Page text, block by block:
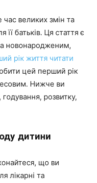
великих змін та
її батьків. Ця стаття є
новонародженим,
рік життя читати
цей перший рік
Нижче ви
розвитку,
дитини
що ви
лікарні та